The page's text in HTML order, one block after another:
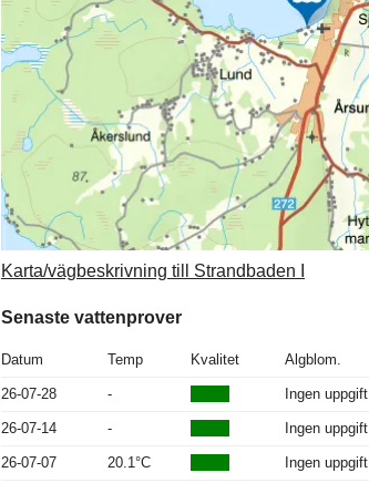
Karta/vägbeskrivning till Strandbaden I
Senaste vattenprover
Datum Temp Kvalitet Algblom.
26-07-28 - Ingen uppgift
26-07-14 - Ingen uppgift
26-07-07 20.1°C Ingen uppgift